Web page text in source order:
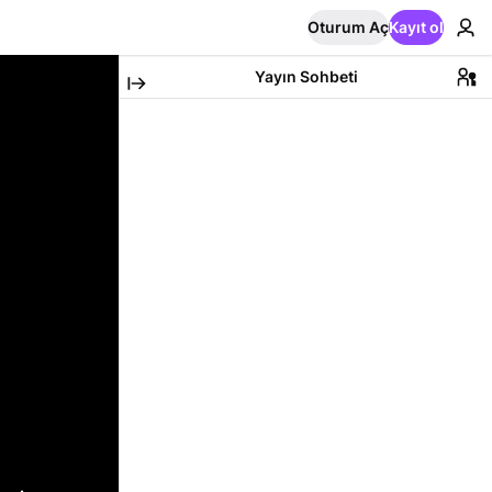
Oturum AçKayıt ol
Yayın Sohbeti